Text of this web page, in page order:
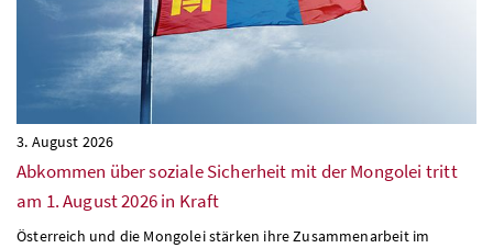
3. August 2026
Abkommen über soziale Sicherheit mit der Mongolei tritt
am 1. August 2026 in Kraft
Österreich und die Mongolei stärken ihre Zusammenarbeit im